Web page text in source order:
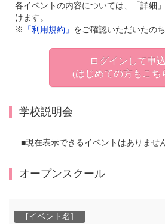
各イベントの内容については、「詳細
けます。
※
「利用規約」 をご確認いただいたの
ログインして申
(はじめての方もこち
学校説明会
■現在表示できるイベントはありませ
オープンスクール